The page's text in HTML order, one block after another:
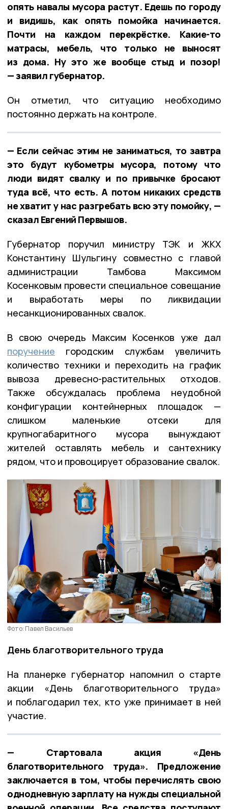
опять навалы мусора растут. Едешь по городу
и видишь, как опять помойка начинается.
Почти на каждом перекрёстке. Какие-то
матрасы, мебель, что только не выносят
из дома. Ну это же вообще стыд и позор!
— заявил губернатор.
Он отметил, что ситуацию необходимо
постоянно держать на контроле.
— Если сейчас этим не заниматься, то завтра
это будут кубометры мусора, потому что
люди видят свалку и по привычке бросают
туда всё, что есть. А потом никаких средств
не хватит у нас разгребать всю эту помойку, —
сказал Евгений Первышов.
Губернатор поручил министру ТЭК и ЖКХ
Константину Шульгину совместно с главой
администрации Тамбова Максимом
Косенковым провести специальное совещание
и выработать меры по ликвидации
несанкционированных свалок.
В свою очередь Максим Косенков уже дал
поручение городским службам увеличить
количество техники и переходить на график
вывоза древесно-растительных отходов.
Также обсуждалась проблема неудобной
конфигурации контейнерных площадок —
слишком маленькие отсеки для
крупногабаритного мусора вынуждают
жителей оставлять мебель и сантехнику
рядом, что и провоцирует образование свалок.
Фото: Павел Васильев
День благотворительного труда
На планерке губернатор напомнил о старте
акции «День благотворительного труда»
и поблагодарил тех, кто уже принимает в ней
участие.
— Стартовала акция «День
благотворительного труда». Предложение
заключается в том, чтобы перечислять свою
однодневную зарплату на нужды специальной